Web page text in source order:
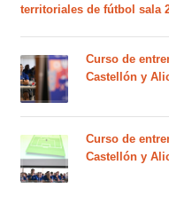
territoriales de fútbol sala
Curso de
Castellón y
Curso de
Castellón y